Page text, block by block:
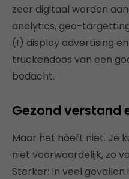
zeer digitaal worden
analytics, geo-
(!) display advertising
truckendoos van een
bedacht.
Gezond verstand
Maar het hóeft niet. Je
niet voorwaardelijk, zo
Sterker: In veel